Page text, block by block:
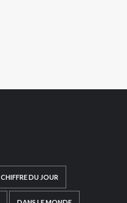
CHIFFRE DU JOUR